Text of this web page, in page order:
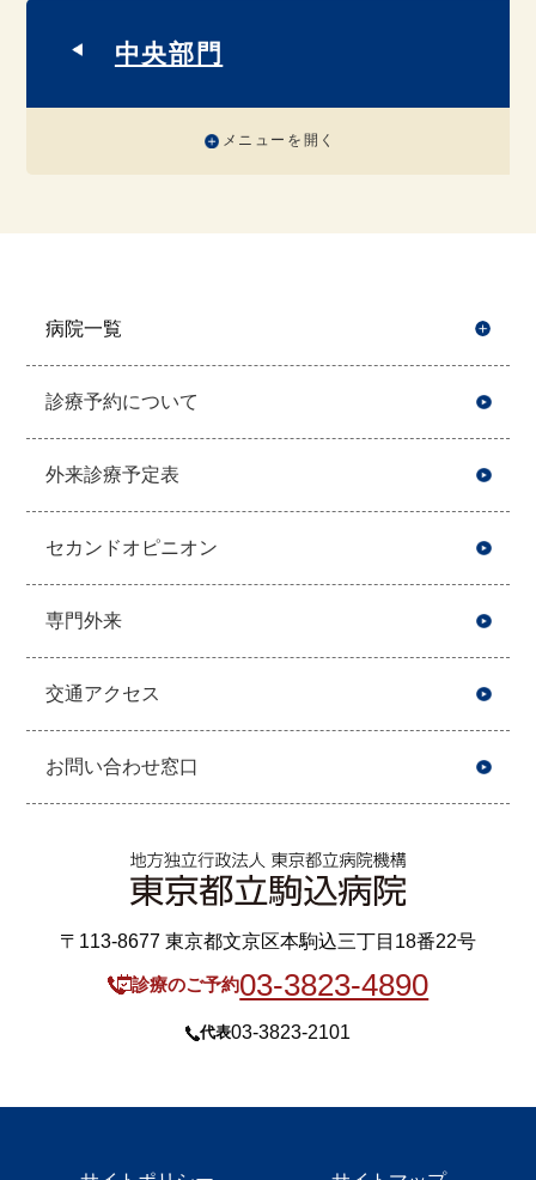
中央部門
メニューを開く
病院一覧
診療予約について
外来診療予定表
セカンドオピニオン
専門外来
交通アクセス
お問い合わせ窓口
〒113-8677 東京都文京区本駒込三丁目18番22号
診療のご予約03-3823-4890
代表03-3823-2101